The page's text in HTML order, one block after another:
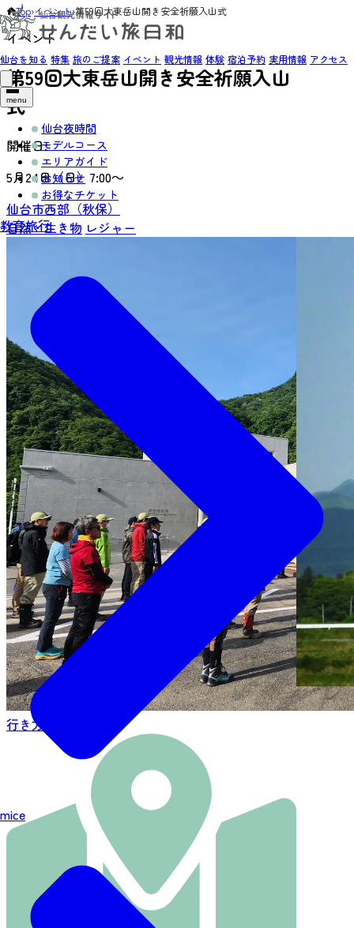
仙台を知る 特集 旅のご提案 イベント 観光情報 体験 宿泊予約 実用情報 アクセス
menu
仙台夜時間
モデルコース
エリアガイド
お知らせ
お得なチケット
教育旅行
mice
Top›イベント›第59回大東岳山開き安全祈願入山式
イベント
第59回大東岳山開き安全祈願入山
式
開催日:
5月24日（日）7:00～
仙台市西部（秋保）
自然・生き物 レジャー
行き方を見る